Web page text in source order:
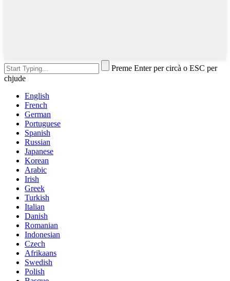
Preme Enter per circà o ESC per
chjude
English
French
German
Portuguese
Spanish
Russian
Japanese
Korean
Arabic
Irish
Greek
Turkish
Italian
Danish
Romanian
Indonesian
Czech
Afrikaans
Swedish
Polish